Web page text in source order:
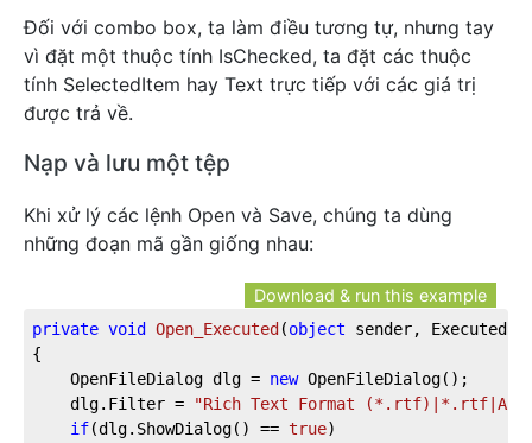
Đối với combo box, ta làm điều tương tự, nhưng tay
vì đặt một thuộc tính IsChecked, ta đặt các thuộc
tính SelectedItem hay Text trực tiếp với các giá trị
được trả về.
Nạp và lưu một tệp
Khi xử lý các lệnh Open và Save, chúng ta dùng
những đoạn mã gần giống nhau:
Download & run this example
private void Open_Executed (object sender,
{
	OpenFileDialog dlg =
new OpenFileDialog();
	dlg.Filter =
"Rich Text Format
if(dlg.ShowDialog() == true)